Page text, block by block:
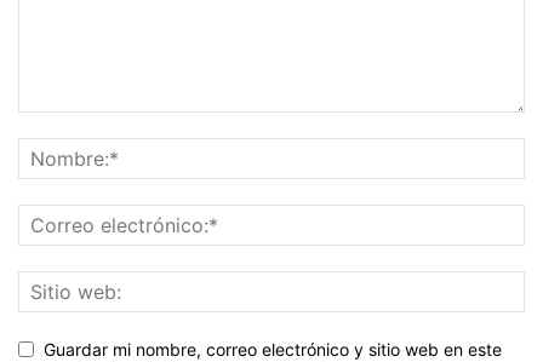
Guardar mi nombre, correo electrónico y sitio web en este